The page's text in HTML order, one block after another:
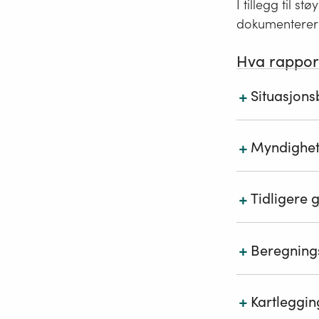
I tillegg til
Hva
+
I
hensyn til
For
+
har vært
+Tidligere
innenfor
+
+